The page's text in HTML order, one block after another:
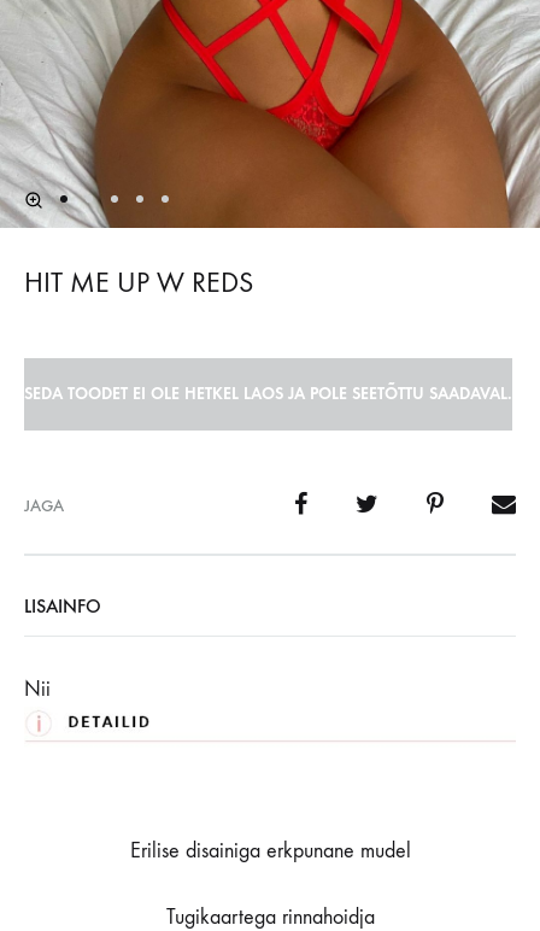
HIT ME UP W REDS
SEDA TOODET EI OLE HETKEL LAOS JA POLE SEETÕTTU SAADAVAL.
JAGA
LISAINFO
Nii
Erilise disainiga erkpunane mudel
Tugikaartega rinnahoidja